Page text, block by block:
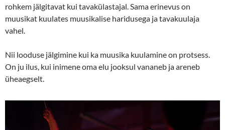
rohkem jälgitavat kui tavakülastajal. Sama erinevus on
muusikat kuulates muusikalise haridusega ja tavakuulaja
vahel.
Nii looduse jälgimine kui ka muusika kuulamine on protsess.
On ju ilus, kui inimene oma elu jooksul vananeb ja areneb
üheaegselt.